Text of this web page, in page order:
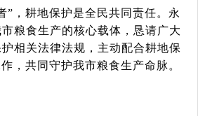
”，耕地保护是全民共同责任。永
粮食生产的核心载体，恳请广大
相关法律法规，主动配合耕地保
，共同守护我市粮食生产命脉。